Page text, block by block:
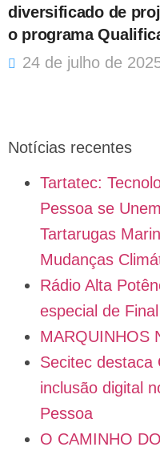
diversificado de
o programa
24 de julho de
Notícias recentes
Tartatec:
Pessoa se
Tartarugas
Mudanças
Rádio Alta
especial de
MARQUINHOS
Secitec destaca
inclusão digital
Pessoa
O CAMINHO